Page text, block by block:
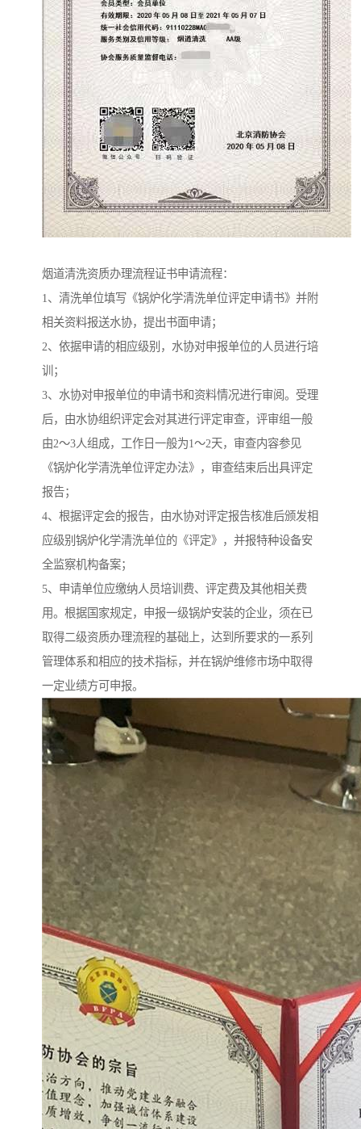
烟道清洗资质办理流程证书申请流程：
1、清洗单位填写《锅炉化学清洗单位评定申请书》并附
相关资料报送水协，提出书面申请；
2、依据申请的相应级别，水协对申报单位的人员进行培
训；
3、水协对申报单位的申请书和资料情况进行审阅。受理
后，由水协组织评定会对其进行评定审查，评审组一般
由2～3人组成，工作日一般为1～2天，审查内容参见
《锅炉化学清洗单位评定办法》，审查结束后出具评定
报告；
4、根据评定会的报告，由水协对评定报告核准后颁发相
应级别锅炉化学清洗单位的《评定》，并报特种设备安
全监察机构备案；
5、申请单位应缴纳人员培训费、评定费及其他相关费
用。根据国家规定，申报一级锅炉安装的企业，须在已
取得二级资质办理流程的基础上，达到所要求的一系列
管理体系和相应的技术指标，并在锅炉维修市场中取得
一定业绩方可申报。